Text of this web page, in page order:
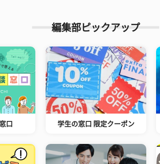
編集部ピックアップ
口 学生の窓口 限定クーポン